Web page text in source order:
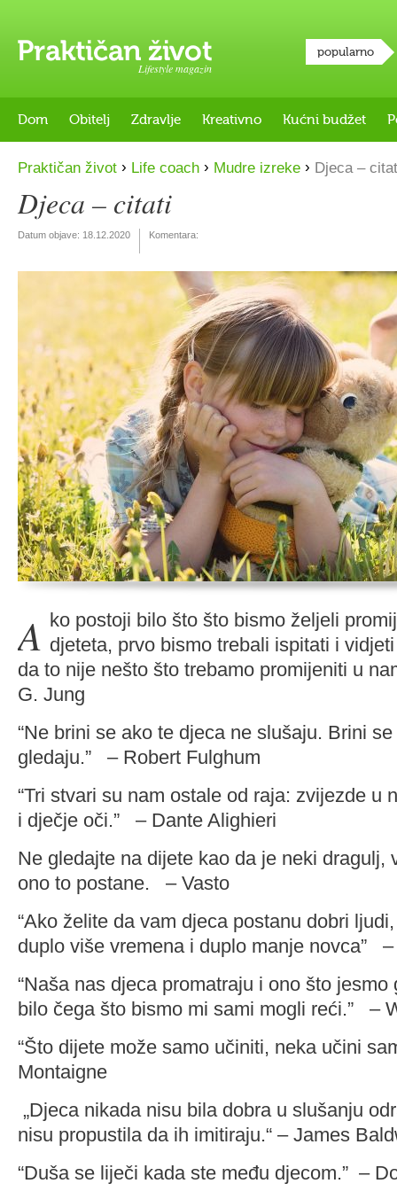
Lifestyle magazin
popularno
Dom Obitelj Zdravlje Kreativno Kućni budžet
Praktičan život › Life coach › Mudre izreke › Djeca –
Djeca – citati
Datum objave: 18.12.2020 Komentara:
Ako postoji bilo što što bismo željeli promijeniti kod našeg djeteta, prvo bismo trebali ispitati i vidjeti
da to nije nešto što trebamo promijeniti u
G. Jung
“Ne brini se ako te djeca ne slušaju. Brini
gledaju.” – Robert Fulghum
“Tri stvari su nam ostale od raja: zvijezde u
i dječje oči.” – Dante Alighieri
Ne gledajte na dijete kao da je neki dragulj,
ono to postane. – Vasto
“Ako želite da vam djeca postanu dobri
duplo više vremena i duplo manje novca”
“Naša nas djeca promatraju i ono što jesmo
bilo čega što bismo mi sami mogli reći.” –
“Što dijete može samo učiniti, neka učini
Montaigne
„Djeca nikada nisu bila dobra u slušanju
nisu propustila da ih imitiraju.“ – James
“Duša se liječi kada ste među djecom.” –